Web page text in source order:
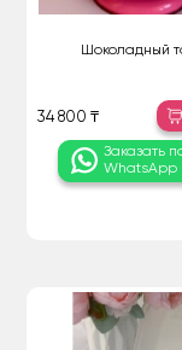
Шоколадный
34 800 ₸
Заказать
WhatsApp